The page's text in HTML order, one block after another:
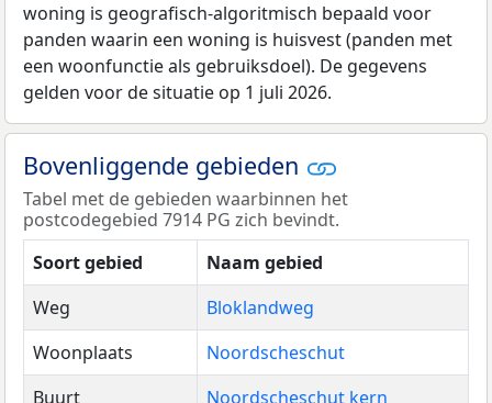
woning is geografisch-algoritmisch bepaald voor
panden waarin een woning is huisvest (panden met
een woonfunctie als gebruiksdoel). De gegevens
gelden voor de situatie op 1 juli 2026.
Bovenliggende gebieden
Tabel met de gebieden waarbinnen het
postcodegebied 7914 PG zich bevindt.
Soort gebied
Naam gebied
Weg
Bloklandweg
Woonplaats
Noordscheschut
Buurt
Noordscheschut kern